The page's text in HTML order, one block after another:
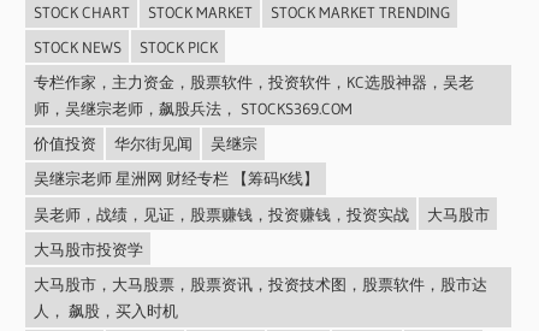
STOCK CHART
STOCK MARKET
STOCK MARKET TRENDING
STOCK NEWS
STOCK PICK
专栏作家，主力资金，股票软件，投资软件，KC选股神器，吴老
师，吴继宗老师，飙股兵法， STOCKS369.COM
价值投资
华尔街见闻
吴继宗
吴继宗老师 星洲网 财经专栏 【筹码K线】
吴老师，战绩，见证，股票赚钱，投资赚钱，投资实战
大马股市
大马股市投资学
大马股市，大马股票，股票资讯，投资技术图，股票软件，股市达
人， 飙股，买入时机